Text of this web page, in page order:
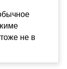
не в